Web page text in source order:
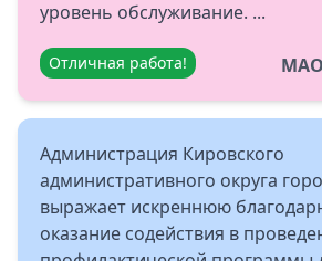
уровень обслуживание. ...
Отличная работа!
Администрация Кировского
административного округа
выражает искреннюю
оказание содействия в